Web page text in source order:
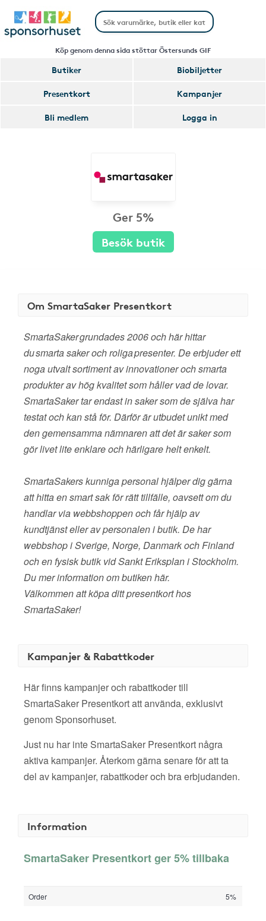
Köp genom denna sida stöttar Östersunds GIF
Butiker
Biobiljetter
Presentkort
Kampanjer
Bli medlem
Logga in
Ger 5%
Besök butik
Om SmartaSaker Presentkort
SmartaSaker grundades 2006 och här hittar
du smarta saker och roliga presenter. De erbjuder ett
noga utvalt sortiment av innovationer och smarta
produkter av hög kvalitet som håller vad de lovar.
SmartaSaker tar endast in saker som de själva har
testat och kan stå för. Därför är utbudet unikt med
den gemensamma nämnaren att det är saker som
gör livet lite enklare och härligare helt enkelt.
SmartaSakers kunniga personal hjälper dig gärna
att hitta en smart sak för rätt tillfälle, oavsett om du
handlar via webbshoppen och får hjälp av
kundtjänst eller av personalen i butik. De har
webbshop i Sverige, Norge, Danmark och Finland
och en fysisk butik vid Sankt Eriksplan i Stockholm.
Du mer information om butiken här.
Välkommen att köpa ditt presentkort hos
SmartaSaker!
Kampanjer & Rabattkoder
Här finns kampanjer och rabattkoder till
SmartaSaker Presentkort att använda, exklusivt
genom Sponsorhuset.
Just nu har inte SmartaSaker Presentkort några
aktiva kampanjer. Återkom gärna senare för att ta
del av kampanjer, rabattkoder och bra erbjudanden.
Information
SmartaSaker Presentkort ger 5% tillbaka
Order 5%